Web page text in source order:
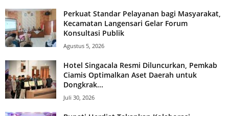
Perkuat Standar Pelayanan bagi Masyarakat,
Kecamatan Langensari Gelar Forum
Konsultasi Publik
Agustus 5, 2026
Hotel Singacala Resmi Diluncurkan, Pemkab
Ciamis Optimalkan Aset Daerah untuk
Dongkrak...
Juli 30, 2026